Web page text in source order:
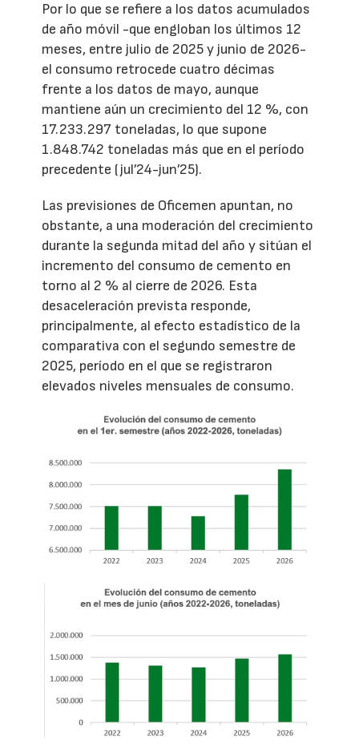
Por lo que se refiere a los datos acumulados
de año móvil -que engloban los últimos 12
meses, entre julio de 2025 y junio de 2026-
el consumo retrocede cuatro décimas
frente a los datos de mayo, aunque
mantiene aún un crecimiento del 12 %, con
17.233.297 toneladas, lo que supone
1.848.742 toneladas más que en el período
precedente (jul’24-jun’25).
Las previsiones de Oficemen apuntan, no
obstante, a una moderación del crecimiento
durante la segunda mitad del año y sitúan el
incremento del consumo de cemento en
torno al 2 % al cierre de 2026. Esta
desaceleración prevista responde,
principalmente, al efecto estadístico de la
comparativa con el segundo semestre de
2025, período en el que se registraron
elevados niveles mensuales de consumo.